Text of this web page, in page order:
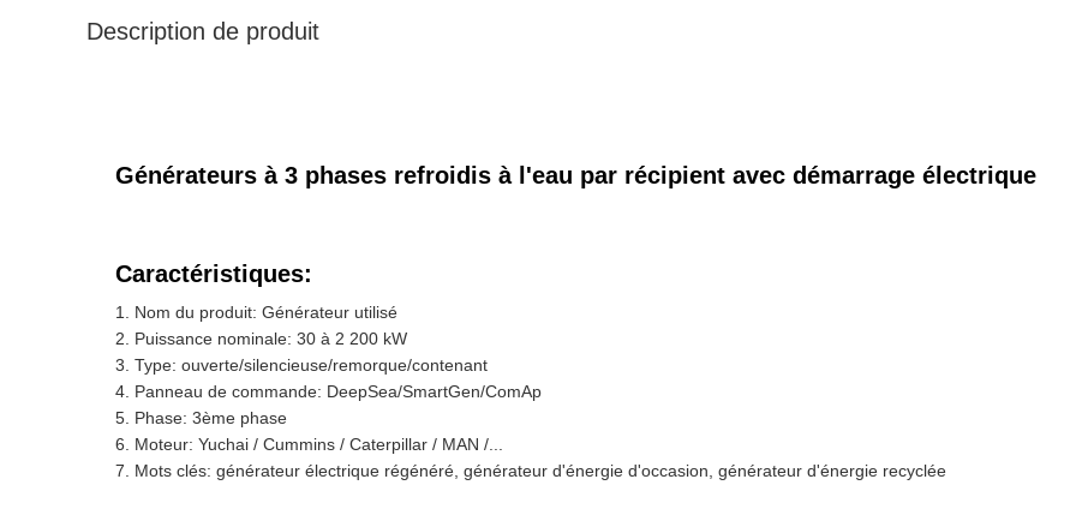
Description de produit
Générateurs à 3 phases refroidis à l'eau par récipient avec démarrage électrique
Caractéristiques:
Nom du produit: Générateur utilisé
Puissance nominale: 30 à 2 200 kW
Type: ouverte/silencieuse/remorque/contenant
Panneau de commande: DeepSea/SmartGen/ComAp
Phase: 3ème phase
Moteur: Yuchai / Cummins / Caterpillar / MAN /...
Mots clés: générateur électrique régénéré, générateur d'énergie d'occasion, générateur d'énergie recyclée